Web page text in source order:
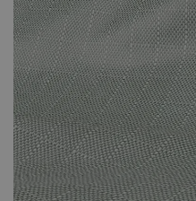
zupełnie niepotrzebny.
przedłużającego życie
Zakładanie tych pokrowców
jakie można dzięki temu
Pokrowce opierają się zbyt
słonecznemu i innym
powinieneś więc
niewielka inwestycja zwróci